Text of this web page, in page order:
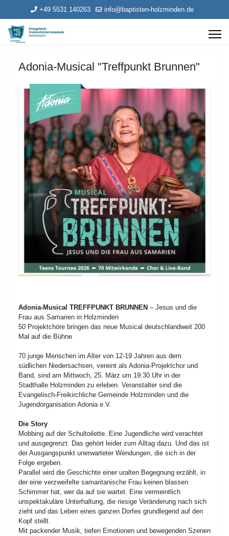
+49 5531 140263 info@baptisten-holzminden.de
Adonia-Musical "Treffpunkt Brunnen"
Adonia-Musical TREFFPUNKT BRUNNEN – Jesus und die
Frau aus Samarien in Holzminden
50 Projektchöre bringen das neue Musical deutschlandweit 200
Mal auf die Bühne
70 junge Menschen im Alter von 12-19 Jahren aus dem
südlichen Niedersachsen, vereint als Adonia-Projektchor und
Band, sind am Mittwoch, 25. März um 19:30 Uhr in der
Stadthalle Holzminden zu erleben. Veranstalter sind die
Evangelisch-Freikirchliche Gemeinde Holzminden und die
Jugendorganisation Adonia e.V.
Die Story
Mobbing auf der Schultoilette. Eine Jugendliche wird verachtet
und ausgegrenzt. Das gehört leider zum Alltag dazu. Und das ist
der Ausgangspunkt unerwarteter Wendungen, die sich in der
Folge ergeben.
Parallel wird die Geschichte einer uralten Begegnung erzählt, in
der eine verzweifelte samaritanische Frau keinen blassen
Schimmer hat, wer da auf sie wartet. Eine vermeintlich
unspektakuläre Unterhaltung, die riesige Veränderung nach sich
zieht und das Leben eines ganzen Dorfes grundlegend auf den
Kopf stellt.
Mit packender Musik, tiefen Emotionen und bewegenden Szenen